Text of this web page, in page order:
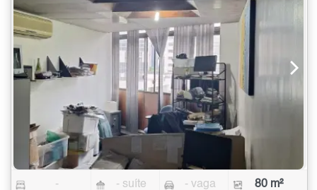
- - suíte - vaga 80 m²